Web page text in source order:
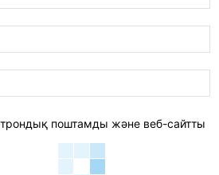
поштамды және веб-сайтты